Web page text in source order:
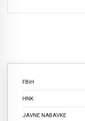
FBiH
HNK
JAVNE NABAVKE